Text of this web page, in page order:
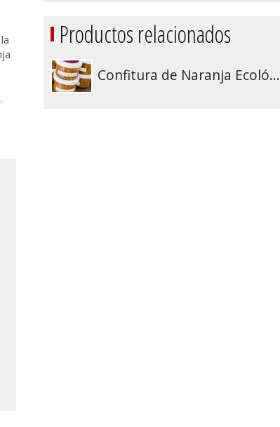
Productos relacionados
Confitura de Naranja Ecoló...